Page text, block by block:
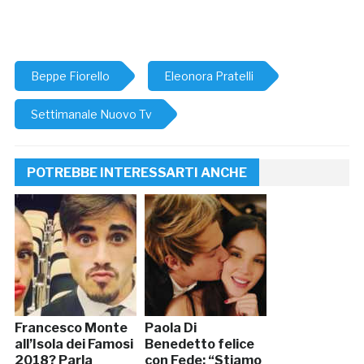
Beppe Fiorello Eleonora Pratelli
Settimanale Nuovo Tv
POTREBBE INTERESSARTI ANCHE
Francesco Monte
all’Isola dei Famosi
2018? Parla
Paola Di
Benedetto felice
con Fede: “Stiamo